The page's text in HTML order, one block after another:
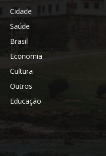
Cidade
Saúde
Brasil
Economia
Cultura
Outros
Educação